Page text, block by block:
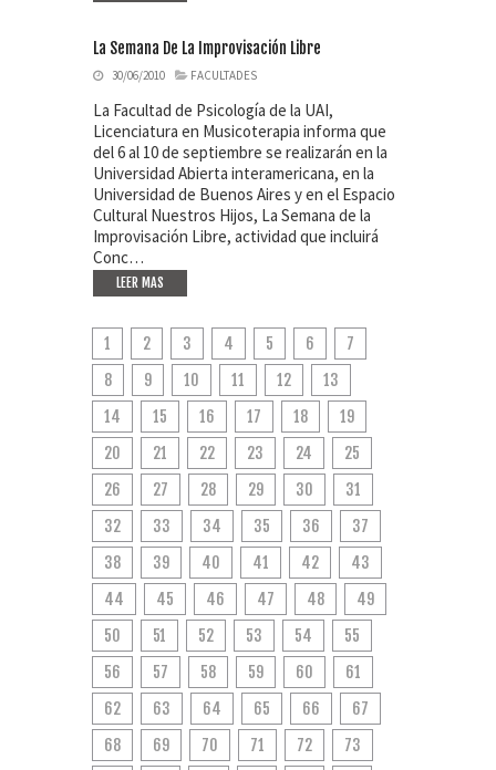
La Semana De La Improvisación Libre
30/06/2010 FACULTADES
La Facultad de Psicología de la UAI,
Licenciatura en Musicoterapia informa que
del 6 al 10 de septiembre se realizarán en la
Universidad Abierta interamericana, en la
Universidad de Buenos Aires y en el Espacio
Cultural Nuestros Hijos, La Semana de la
Improvisación Libre, actividad que incluirá
Conc…
LEER MAS
1 2 3 4 5 6
7
8
9 10 11 12
13
14
15 16 17 18
19
20
21 22 23 24
25
26
27 28 29 30
31
32
33 34 35 36
37
38
39 40 41 42
43
44
45 46 47 48
49
50
51 52 53 54
55
56
57 58 59 60
61
62
63 64 65 66
67
68
69 70 71 72
73